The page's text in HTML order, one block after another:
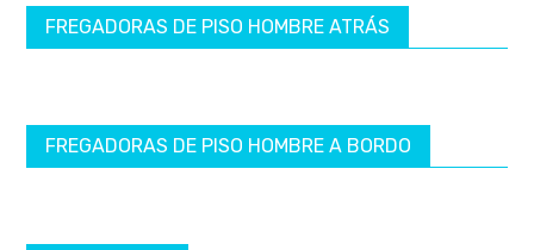
FREGADORAS DE PISO HOMBRE ATRÁS
FREGADORAS DE PISO HOMBRE A BORDO